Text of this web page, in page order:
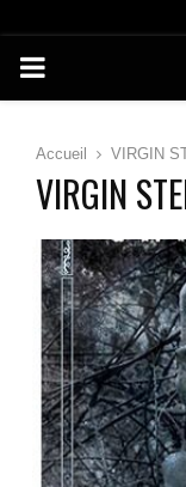
PRIMARY
Accueil VIRGIN
VIRGIN